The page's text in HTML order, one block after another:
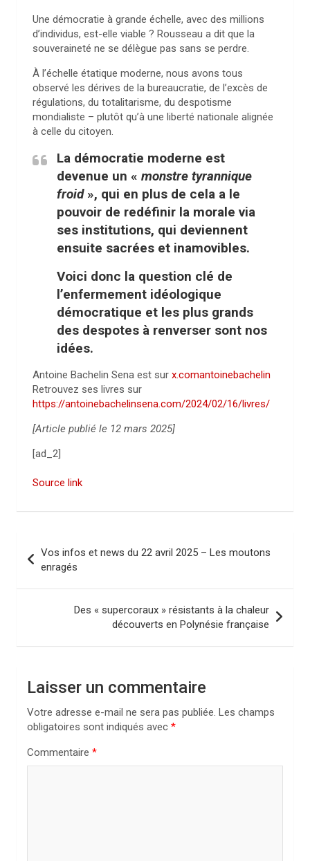
Une démocratie à grande échelle, avec des millions
d’individus, est-elle viable ? Rousseau a dit que la
souveraineté ne se délègue pas sans se perdre.
À l’échelle étatique moderne, nous avons tous
observé les dérives de la bureaucratie, de l’excès de
régulations, du totalitarisme, du despotisme
mondialiste – plutôt qu’à une liberté nationale alignée
à celle du citoyen.
La démocratie moderne est
devenue un « monstre tyrannique
froid», qui en plus de cela a le
pouvoir de redéfinir la morale via
ses institutions, qui deviennent
ensuite sacrées et inamovibles.
Voici donc la question clé de
l’enfermement idéologique
démocratique et les plus grands
des despotes à renverser sont nos
idées.
Antoine Bachelin Sena est sur x.comantoinebachelin
Retrouvez ses livres sur
https://antoinebachelinsena.com/2024/02/16/livres/
[Article publié le 12 mars 2025]
[ad_2]
Source link
v
a
Vos infos et news du 22 avril 2025 – Les moutons
enragés
Des « supercoraux » résistants à la chaleur
découverts en Polynésie française
Laisser un commentaire
Votre adresse e-mail ne sera pas publiée. Les champs
obligatoires sont indiqués avec *
Commentaire *